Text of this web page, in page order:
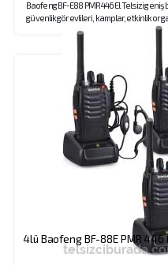
Baofeng BF-E88 PMR 446 El Telsizi
güvenlik görevlileri, kamplar, etkinlik
mükemmel bir iletişim çözümü sunar.
el feneri özellikleri ön plandadır.
4lü Baofeng BF-88E PMR 446